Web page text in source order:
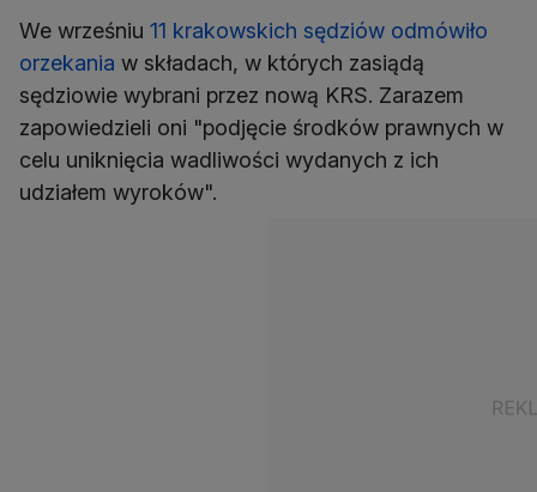
We wrześniu 11 krakowskich sędziów odmówiło
orzekania w składach, w których zasiądą
sędziowie wybrani przez nową KRS. Zarazem
zapowiedzieli oni "podjęcie środków prawnych w
celu uniknięcia wadliwości wydanych z ich
udziałem wyroków".